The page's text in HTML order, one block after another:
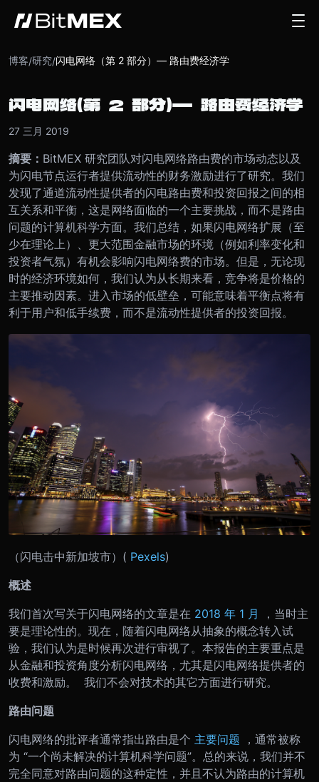
博客/研究/闪电网络（第 2 部分）— 路由费经济学
闪电网络（第 2 部分）— 路由费经济学
27 三月 2019
摘要： BitMEX 研究团队对闪电网络路由费的市场动态以及
为闪电节点运行者提供流动性的财务激励进行了研究。我们
发现了通道流动性提供者的闪电路由费和投资回报之间的相
互关系和平衡，这是网络面临的一个主要挑战，而不是路由
问题的计算机科学方面。我们总结，如果闪电网络扩展（至
少在理论上）、更大范围金融市场的环境（例如利率变化和
投资者气氛）有机会影响闪电网络费的市场。但是，无论现
时的经济环境如何，我们认为从长期来看，竞争将是价格的
主要推动因素。进入市场的低壁垒，可能意味着平衡点将有
利于用户和低手续费，而不是流动性提供者的投资回报。
（闪电击中新加坡市）( Pexels)
概述
我们首次写关于闪电网络的文章是在 2018 年 1 月
，当时主
要是理论性的。现在，随着闪电网络从抽象的概念转入试
验，我们认为是时候再次进行审视了。本报告的主要重点是
从金融和投资角度分析闪电网络，尤其是闪电网络提供者的
收费和激励。 我们不会对技术的其它方面进行研究。
路由问题
闪电网络的批评者通常指出路由是个 主要问题
，通常被称
为 “一个尚未解决的计算机科学问题”。总的来说，我们并不
完全同意对路由问题的这种定性，并且不认为路由的计算机